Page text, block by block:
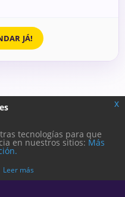
JÁ!
tecnologías para que
en nuestros sitios: Más
Leer más
x